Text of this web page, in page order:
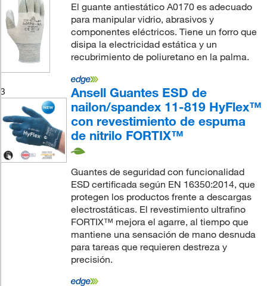
El guante antiestático A0170 es adecuado
para manipular vidrio, abrasivos y
componentes eléctricos. Tiene un forro que
disipa la electricidad estática y un
recubrimiento de poliuretano en la palma.
3
Ansell Guantes ESD de
nailon/spandex 11-819 HyFlex™
con revestimiento de espuma
de nitrilo FORTIX™
Guantes de seguridad con funcionalidad
ESD certificada según EN 16350:2014, que
protegen los productos frente a descargas
electrostáticas. El revestimiento ultrafino
FORTIX™ mejora el agarre, al tiempo que
mantiene una sensación de mano desnuda
para tareas que requieren destreza y
precisión.